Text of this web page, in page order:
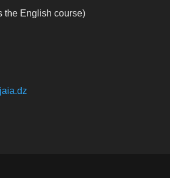
the English course)